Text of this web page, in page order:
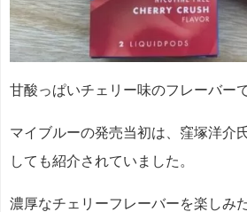
甘酸っぱいチェリー味のフレーバーで
マイブルーの発売当初は、窪塚洋介
しても紹介されていました。
濃厚なチェリーフレーバーを楽しみ